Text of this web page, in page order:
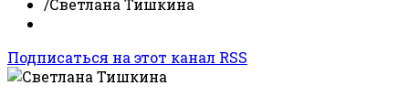
/Светлана Тишкина
Подписаться на этот канал RSS